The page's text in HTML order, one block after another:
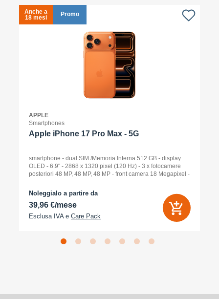
Anche a
18 mesi
Promo
APPLE
Smartphones
Apple iPhone 17 Pro Max - 5G
smartphone - dual SIM /Memoria Interna 512 GB - display
OLED - 6.9" - 2868 x 1320 pixel (120 Hz) - 3 x fotocamere
posteriori 48 MP, 48 MP, 48 MP - front camera 18 Megapixel -
Noleggialo a partire da
39,96 €/mese
Esclusa IVA e Care Pack